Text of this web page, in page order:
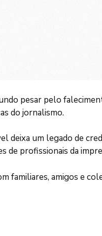
pesar pelo
do jornalismo.
deixa um legado de
de profissionais da
familiares, amigos e